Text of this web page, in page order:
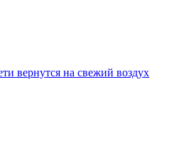
вернутся на свежий воздух